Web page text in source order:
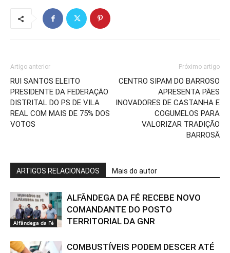
Artigo anterior
RUI SANTOS ELEITO
PRESIDENTE DA FEDERAÇÃO
DISTRITAL DO PS DE VILA
REAL COM MAIS DE 75% DOS
VOTOS
Próximo artigo
CENTRO SIPAM DO BARROSO
APRESENTA PÃES
INOVADORES DE CASTANHA E
COGUMELOS PARA
VALORIZAR TRADIÇÃO
BARROSÃ
ARTIGOS RELACIONADOS Mais do autor
Alfândega da Fé
ALFÂNDEGA DA FÉ RECEBE NOVO
COMANDANTE DO POSTO
TERRITORIAL DA GNR
COMBUSTÍVEIS PODEM DESCER ATÉ